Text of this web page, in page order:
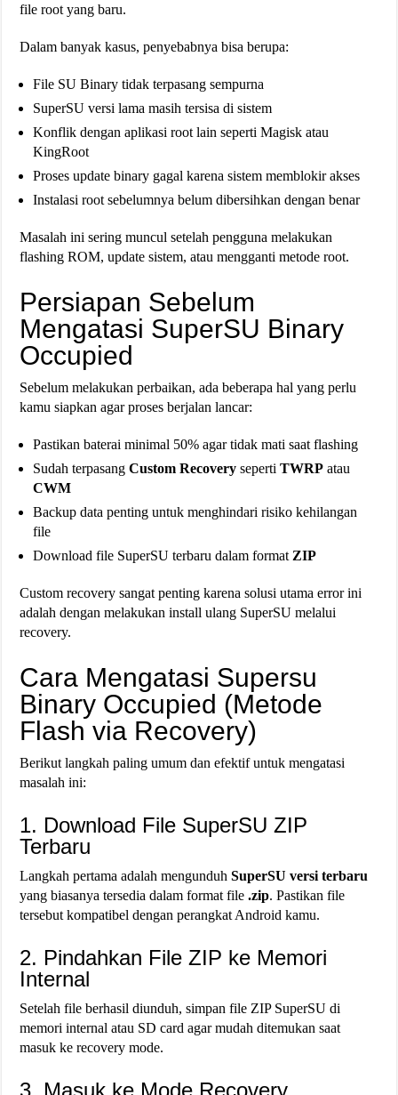
file root yang baru.
Dalam banyak kasus, penyebabnya bisa berupa:
File SU Binary tidak terpasang sempurna
SuperSU versi lama masih tersisa di sistem
Konflik dengan aplikasi root lain seperti Magisk atau
KingRoot
Proses update binary gagal karena sistem memblokir akses
Instalasi root sebelumnya belum dibersihkan dengan benar
Masalah ini sering muncul setelah pengguna melakukan
flashing ROM, update sistem, atau mengganti metode root.
Persiapan Sebelum
Mengatasi SuperSU Binary
Occupied
Sebelum melakukan perbaikan, ada beberapa hal yang perlu
kamu siapkan agar proses berjalan lancar:
Pastikan baterai minimal 50% agar tidak mati saat flashing
Sudah terpasangCustom Recovery sepertiTWRP atau
CWM
Backup data penting untuk menghindari risiko kehilangan
file
Download file SuperSU terbaru dalam format ZIP
Custom recovery sangat penting karena solusi utama error ini
adalah dengan melakukan install ulang SuperSU melalui
recovery.
Cara Mengatasi Supersu
Binary Occupied (Metode
Flash via Recovery)
Berikut langkah paling umum dan efektif untuk mengatasi
masalah ini:
1. Download File SuperSU ZIP
Terbaru
Langkah pertama adalah mengunduhSuperSU versi terbaru
yang biasanya tersedia dalam format file.zip. Pastikan file
tersebut kompatibel dengan perangkat Android kamu.
2. Pindahkan File ZIP ke Memori
Internal
Setelah file berhasil diunduh, simpan file ZIP SuperSU di
memori internal atau SD card agar mudah ditemukan saat
masuk ke recovery mode.
3. Masuk ke Mode Recovery